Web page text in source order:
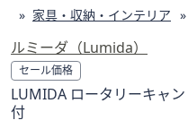
ン
名
か
ら
探
利
用
可
能
な
家具・収納・インテリア
ルミーダ（Lumida）
セール価格
LUMIDA ロータリーキャ
付